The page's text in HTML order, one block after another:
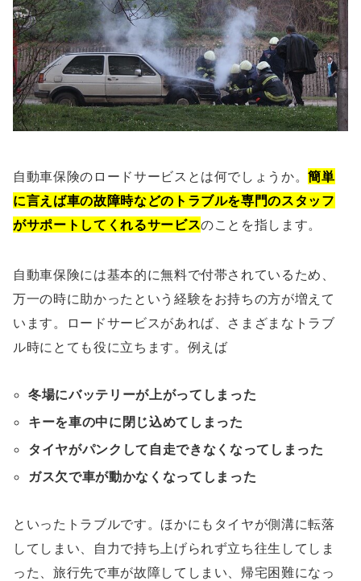
自動車保険のロードサービスとは何でしょうか。簡単
に言えば車の故障時などのトラブルを専門のスタッフ
がサポートしてくれるサービスのことを指します。
自動車保険には基本的に無料で付帯されているため、
万一の時に助かったという経験をお持ちの方が増えて
います。ロードサービスがあれば、さまざまなトラブ
ル時にとても役に立ちます。例えば
冬場にバッテリーが上がってしまった
キーを車の中に閉じ込めてしまった
タイヤがパンクして自走できなくなってしまった
ガス欠で車が動かなくなってしまった
といったトラブルです。ほかにもタイヤが側溝に転落
してしまい、自力で持ち上げられず立ち往生してしま
った、旅行先で車が故障してしまい、帰宅困難になっ